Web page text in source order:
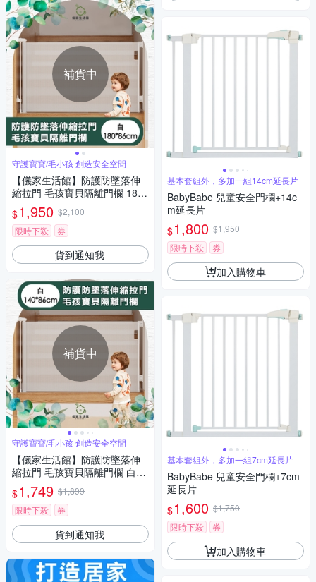
補貨中
守護寶寶/毛小孩 創造安全空間
【儀家生活館】防護防墜落伸
縮拉門 毛孩寶貝隔離門欄 180*
86cm
$1,950 $2,100
限時下殺
券
貨到通知我
補貨中
守護寶寶/毛小孩 創造安全空間
【儀家生活館】防護防墜落伸
縮拉門 毛孩寶貝隔離門欄 白14
0*86cm
$1,749 $1,899
限時下殺
券
貨到通知我
基本套組外，多加一組14cm延長片
BabyBabe 兒童安全門欄+14c
m延長片
$1,800 $1,950
限時下殺
券
加入購物車
基本套組外，多加一組7cm延長片
BabyBabe 兒童安全門欄+7cm
延長片
$1,600 $1,750
限時下殺
券
加入購物車